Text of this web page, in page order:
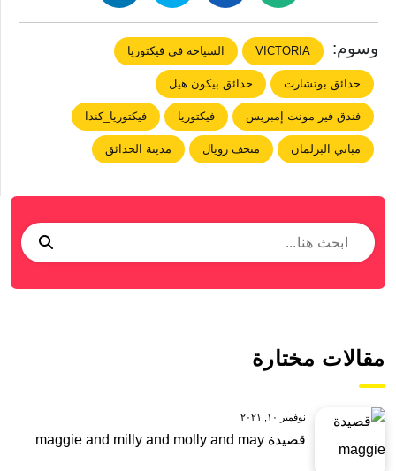
وسوم: VICTORIA السياحة في فيكتوريا
حدائق بوتشارت حدائق بيكون هيل
فندق فير مونت إمبريس فيكتوريا فيكتوريا_كندا
مباني البرلمان متحف رويال مدينة الحدائق
مقالات مختارة
نوفمبر ١٠, ٢٠٢١
قصيدة maggie and milly and molly and may